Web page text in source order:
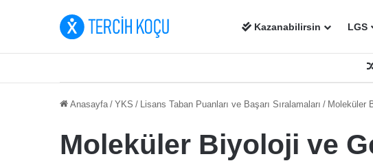
Kazanabilirsin LGS
Anasayfa / YKS / Lisans Taban Puanları ve Başarı Sıralamaları / Moleküler
Moleküler Biyoloji ve